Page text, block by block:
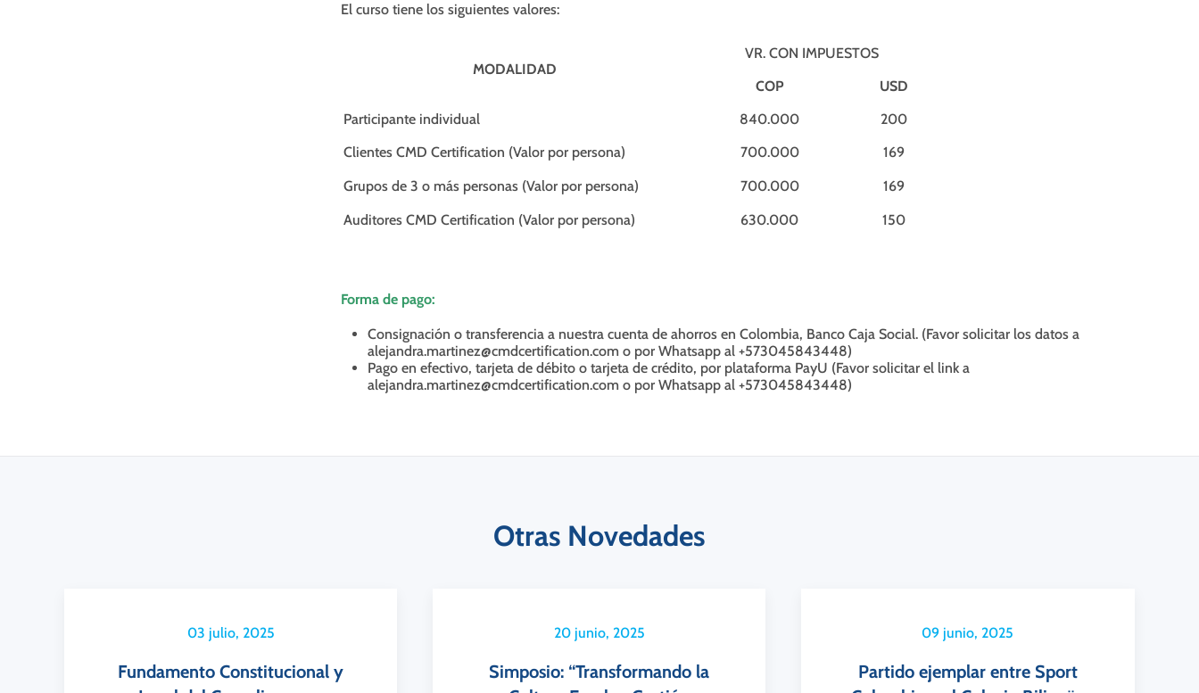
El curso tiene los siguientes valores:
MODALIDAD
VR. CON IMPUESTOS
COP
USD
Participante individual
840.000
200
Clientes CMD Certification (Valor por persona)
700.000
169
Grupos de 3 o más personas (Valor por persona)
700.000
169
Auditores CMD Certification (Valor por persona)
630.000 150
Forma de pago:
Consignación o transferencia a nuestra cuenta de ahorros en Colombia, Banco Caja Social. (Favor solicitar los datos a
alejandra.martinez@cmdcertification.com o por Whatsapp al +573045843448)
Pago en efectivo, tarjeta de débito o tarjeta de crédito, por plataforma PayU (Favor solicitar el link a
alejandra.martinez@cmdcertification.com o por Whatsapp al +573045843448)
Otras Novedades
03 julio, 2025
Fundamento Constitucional y
20 junio, 2025
Simposio: “Transformando la
09 junio, 2025
Partido ejemplar entre Sport